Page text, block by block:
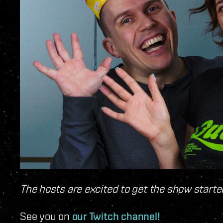
The hosts are excited to get the show
See you on our Twitch channel!